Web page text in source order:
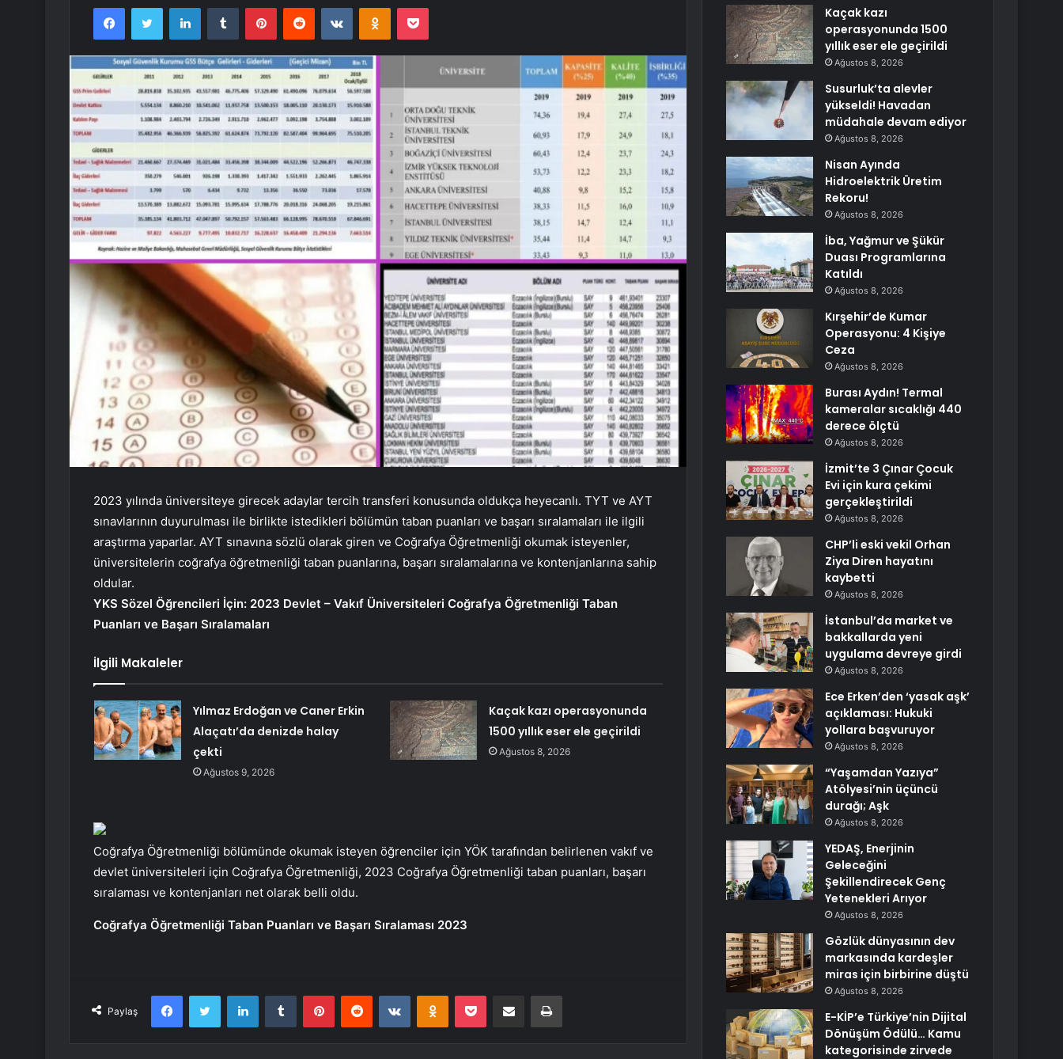
FacebookTwitter LinkedInTumblr PinterestReddit VKontakteOdnoklassniki
Pocket
2023 yılında üniversiteye girecek adaylar tercih transferi konusunda oldukça heyecanlı. TYT ve AYT
sınavlarının duyurulması ile birlikte istedikleri bölümün taban puanları ve başarı sıralamaları ile ilgili
araştırma yaparlar. AYT sınavına sözlü olarak giren ve Coğrafya Öğretmenliği okumak isteyenler,
üniversitelerin coğrafya öğretmenliği taban puanlarına, başarı sıralamalarına ve kontenjanlarına sahip
oldular.
YKS Sözel Öğrencileri İçin: 2023 Devlet – Vakıf Üniversiteleri Coğrafya Öğretmenliği Taban
Puanları ve Başarı Sıralamaları
İlgili Makaleler
Yılmaz Erdoğan ve Caner Erkin
Alaçatı’da denizde halay
çekti
Ağustos 9, 2026
Kaçak kazı operasyonunda
1500 yıllık eser ele geçirildi
Ağustos 8, 2026
Coğrafya Öğretmenliği bölümünde okumak isteyen öğrenciler için YÖK tarafından belirlenen vakıf ve
devlet üniversiteleri için Coğrafya Öğretmenliği, 2023 Coğrafya Öğretmenliği taban puanları, başarı
sıralaması ve kontenjanları net olarak belli oldu.
Coğrafya Öğretmenliği Taban Puanları ve Başarı Sıralaması 2023
Paylaş
FacebookTwitter LinkedInTumblr PinterestReddit VKontakteOdnoklassniki
Pocket E-Posta ile paylaş Yazdır
Kaçak kazı
operasyonunda 1500
yıllık eser ele geçirildi
Ağustos 8, 2026
Susurluk’ta alevler
yükseldi! Havadan
müdahale devam ediyor
Ağustos 8, 2026
Nisan Ayında
Hidroelektrik Üretim
Rekoru!
Ağustos 8, 2026
İba, Yağmur ve Şükür
Duası Programlarına
Katıldı
Ağustos 8, 2026
Kırşehir’de Kumar
Operasyonu: 4 Kişiye
Ceza
Ağustos 8, 2026
Burası Aydın! Termal
kameralar sıcaklığı 440
derece ölçtü
Ağustos 8, 2026
İzmit’te 3 Çınar Çocuk
Evi için kura çekimi
gerçekleştirildi
Ağustos 8, 2026
CHP’li eski vekil Orhan
Ziya Diren hayatını
kaybetti
Ağustos 8, 2026
İstanbul’da market ve
bakkallarda yeni
uygulama devreye girdi
Ağustos 8, 2026
Ece Erken’den ‘yasak aşk’
açıklaması: Hukuki
yollara başvuruyor
Ağustos 8, 2026
“Yaşamdan Yazıya”
Atölyesi’nin üçüncü
durağı; Aşk
Ağustos 8, 2026
YEDAŞ, Enerjinin
Geleceğini
Şekillendirecek Genç
Yetenekleri Arıyor
Ağustos 8, 2026
Gözlük dünyasının dev
markasında kardeşler
miras için birbirine düştü
Ağustos 8, 2026
E-KİP’e Türkiye’nin Dijital
Dönüşüm Ödülü… Kamu
kategorisinde zirvede